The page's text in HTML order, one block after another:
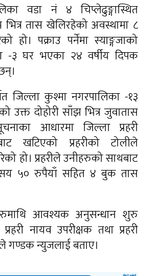
वडा नं ४ चिप्लेढुङ्गास्थित
भित्र तास खेलिरहेको अवस्थामा ८
हो। पक्राउ पर्नेमा स्याङ्गजाको
-३ घर भएका २४ वर्षीय दिपक
जिल्ला कुश्मा नगरपालिका -१३
उक्त दोहोरी साँझ भित्र जुवातास
आधारमा जिल्ला प्रहरी
खटिएको प्रहरीको टोलीले
हो। प्रहरीले उनीहरुको साथबाट
५० रुपैयाँ सहित ४ बुक तास
आवश्यक अनुसन्धान शुरु
नायव उपरीक्षक तथा प्रहरी
गण्डक न्युजलाई बताए।